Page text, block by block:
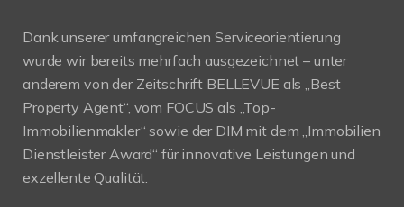
Dank unserer umfangreichen Serviceorientierung
wurde wir bereits mehrfach ausgezeichnet – unter
anderem von der Zeitschrift BELLEVUE als „Best
Property Agent“, vom FOCUS als „Top-
Immobilienmakler“ sowie der DIM mit dem „Immobilien
Dienstleister Award“ für innovative Leistungen und
exzellente Qualität.